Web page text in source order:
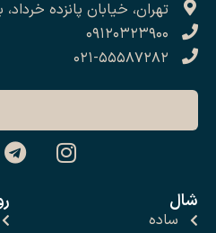
شال
ساده
تهران، خیابان پانزده خرداد،
۰۹۱۲۰۳۲۳۹۰۰
۰۲۱-۵۵۵۸۷۲۸۲